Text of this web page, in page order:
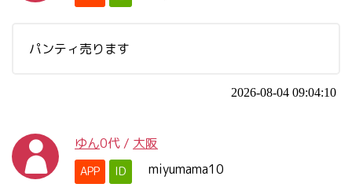
パンティ売ります
2026-08-04 09:04:10
ゆん0代 / 大阪
APP ID miyumama10